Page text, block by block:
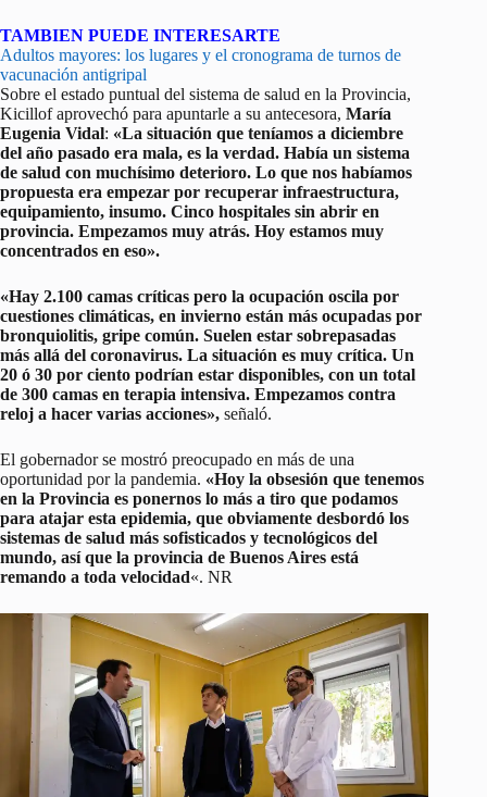
TAMBIEN PUEDE INTERESARTE
Adultos mayores: los lugares y el cronograma de turnos de
vacunación antigripal
Sobre el estado puntual del sistema de salud en la Provincia,
Kicillof aprovechó para apuntarle a su antecesora, María
Eugenia Vidal: «La situación que teníamos a diciembre
del año pasado era mala, es la verdad. Había un sistema
de salud con muchísimo deterioro. Lo que nos habíamos
propuesta era empezar por recuperar infraestructura,
equipamiento, insumo. Cinco hospitales sin abrir en
provincia. Empezamos muy atrás. Hoy estamos muy
concentrados en eso».
«Hay 2.100 camas críticas pero la ocupación oscila por
cuestiones climáticas, en invierno están más ocupadas por
bronquiolitis, gripe común. Suelen estar sobrepasadas
más allá del coronavirus. La situación es muy crítica. Un
20 ó 30 por ciento podrían estar disponibles, con un total
de 300 camas en terapia intensiva. Empezamos contra
reloj a hacer varias acciones», señaló.
El gobernador se mostró preocupado en más de una
oportunidad por la pandemia. «Hoy la obsesión que tenemos
en la Provincia es ponernos lo más a tiro que podamos
para atajar esta epidemia, que obviamente desbordó los
sistemas de salud más sofisticados y tecnológicos del
mundo, así que la provincia de Buenos Aires está
remando a toda velocidad«. NR